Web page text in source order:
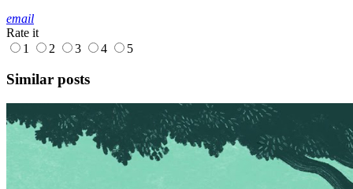
email
Rate it
1
2 3 4 5
Similar posts